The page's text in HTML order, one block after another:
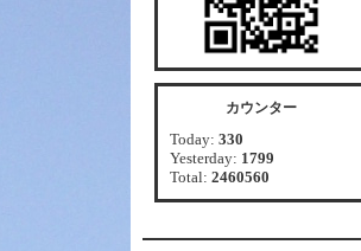
カウンター
Today: 330
Yesterday: 1799
Total: 2460560